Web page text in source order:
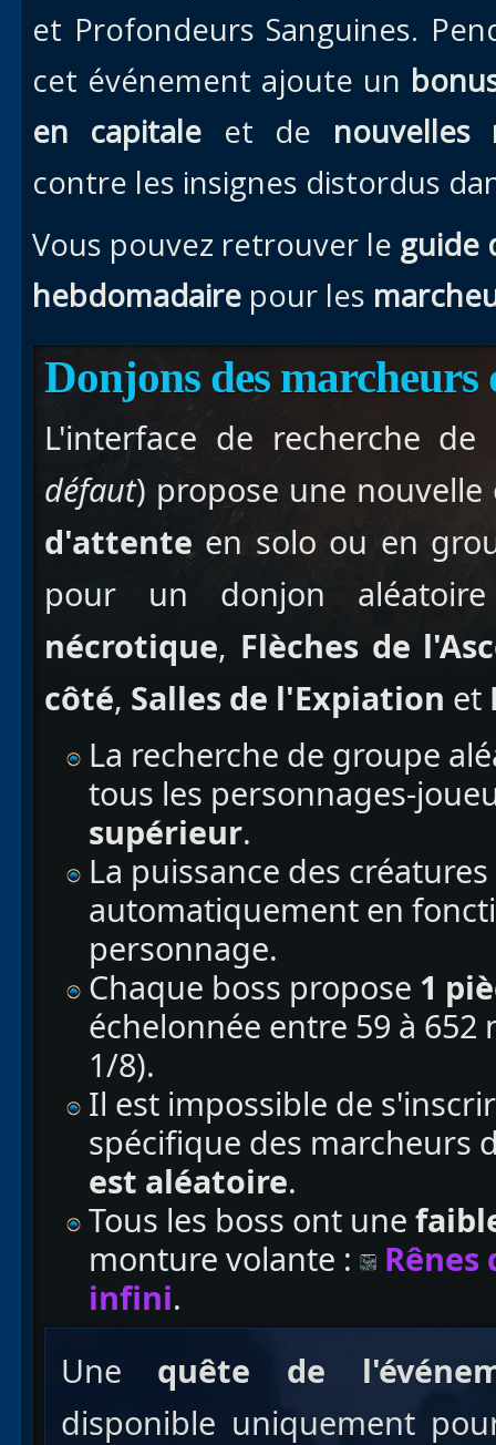
et Profondeurs Sanguines.
cet événement ajoute un
en capitale et de nouvelles
contre les insignes distordus
Vous pouvez retrouver le guide
hebdomadaire pour les
Donjons des marcheurs
L'interface de recherche
défaut) propose une
d'attente en solo ou en
pour un donjon
nécrotique, Flèches de
côté, Salles de l'Expiation et
La recherche de groupe
tous les personnages-
supérieur.
La puissance des
automatiquement en
personnage.
Chaque boss propose 1
échelonnée entre 59 à
1/8).
Il est impossible de
spécifique des marcheurs
est aléatoire.
Tous les boss ont une
monture volante :
infini.
Une quête de
disponible uniquement